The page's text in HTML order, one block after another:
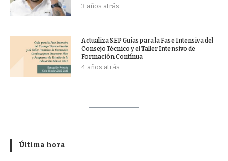
3 años atrás
Actualiza SEP Guías para la Fase Intensiva del
Consejo Técnico y el Taller Intensivo de
Formación Contínua
4 años atrás
Última hora